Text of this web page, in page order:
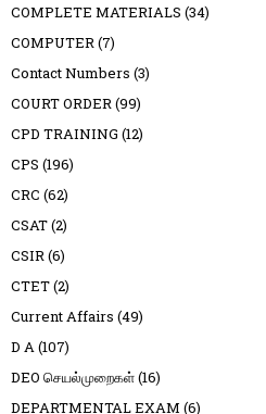
COMPLETE MATERIALS (34)
COMPUTER(7)
Contact Numbers (3)
COURT ORDER(99)
CPD TRAINING (12)
CPS (196)
CRC (62)
CSAT(2)
CSIR(6)
CTET(2)
Current Affairs (49)
D A(107)
DEO செயல்முறைகள்(16)
DEPARTMENTAL EXAM (6)